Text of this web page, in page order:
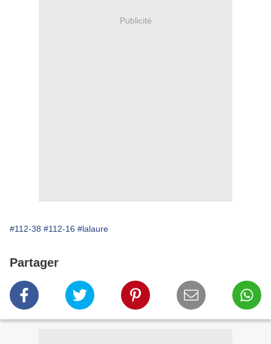
Publicité
#112-38 #112-16 #lalaure
Partager